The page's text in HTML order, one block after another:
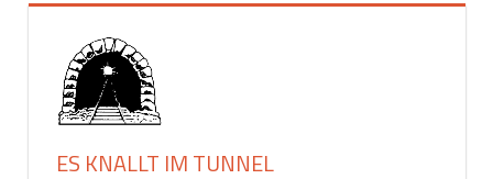
ES KNALLT IM TUNNEL